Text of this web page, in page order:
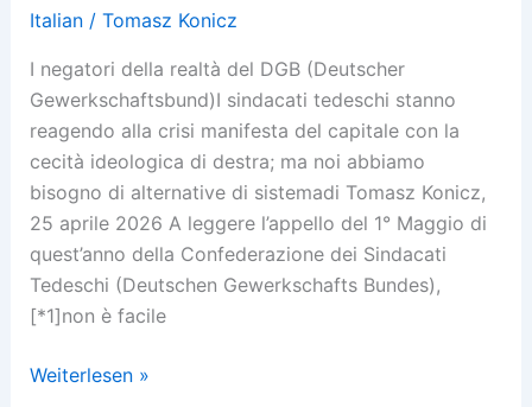
DGB
Italian/ Tomasz Konicz
I negatori della realtà del DGB (Deutscher
Gewerkschaftsbund)I sindacati tedeschi stanno
reagendo alla crisi manifesta del capitale con la
cecità ideologica di destra; ma noi abbiamo
bisogno di alternative di sistemadi Tomasz Konicz,
25 aprile 2026 A leggere l’appello del 1° Maggio di
quest’anno della Confederazione dei Sindacati
Tedeschi (Deutschen Gewerkschafts Bundes),
[*1]non è facile
IWeiterlesen »